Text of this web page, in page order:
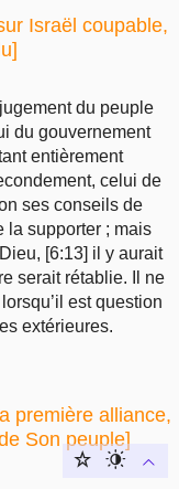
Israël coupable,
du peuple
du gouvernement
entièrement
celui de
ses conseils de
la supporter ; mais
[6:13] il y aurait
serait rétablie. Il ne
est question
extérieures.
première alliance,
Son peuple]